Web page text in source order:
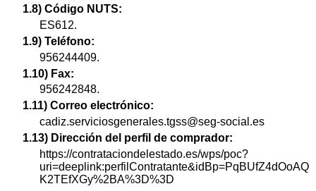
1.8) Código NUTS:
ES612.
1.9) Teléfono:
956244409.
1.10) Fax:
956242848.
1.11) Correo electrónico:
cadiz.serviciosgenerales.tgss@seg-social.es
1.13) Dirección del perfil de comprador:
https://contrataciondelestado.es/wps/poc?
uri=deeplink:perfilContratante&idBp=PqBUfZ4dOoAQ
K2TEfXGy%2BA%3D%3D